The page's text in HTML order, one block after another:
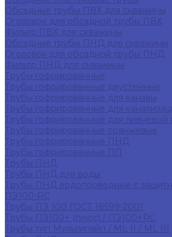
Обсадные трубы ПВХ для скважины
Оголовок для обсадной трубы ПВХ
Фильтр ПВХ для скважины
Обсадные трубы ПНД для скважины
Оголовок для обсадной трубы ПНД
Фильтр ПНД для скважины
Трубы гофрированные
Трубы гофрированные двустенные
Трубы гофрированные для канавы
Трубы гофрированные для
Трубы гофрированные для ливневой
Трубы гофрированные оранжевые
Трубы гофрированные ПНД
Трубы гофрированные ПП
Трубы ПНД
Трубы ПНД для воды
Трубы ПНД водопроводные с
ПЭ100-RC
Трубы ПЭ 100 ГОСТ 18599-2001
Трубы ПЭ100+ (плюс) / ПЭ100+RC
Трубы тип Мультипайп / ML II / ML III